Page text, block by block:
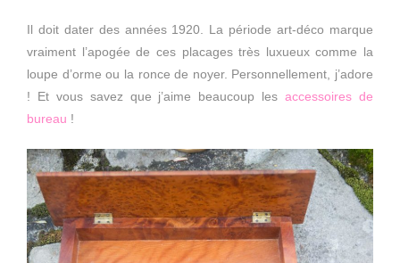
Il doit dater des années 1920. La période art-déco marque
vraiment l’apogée de ces placages très luxueux comme la
loupe d’orme ou la ronce de noyer. Personnellement, j’adore
! Et vous savez que j’aime beaucoup lesaccessoires de
bureau !